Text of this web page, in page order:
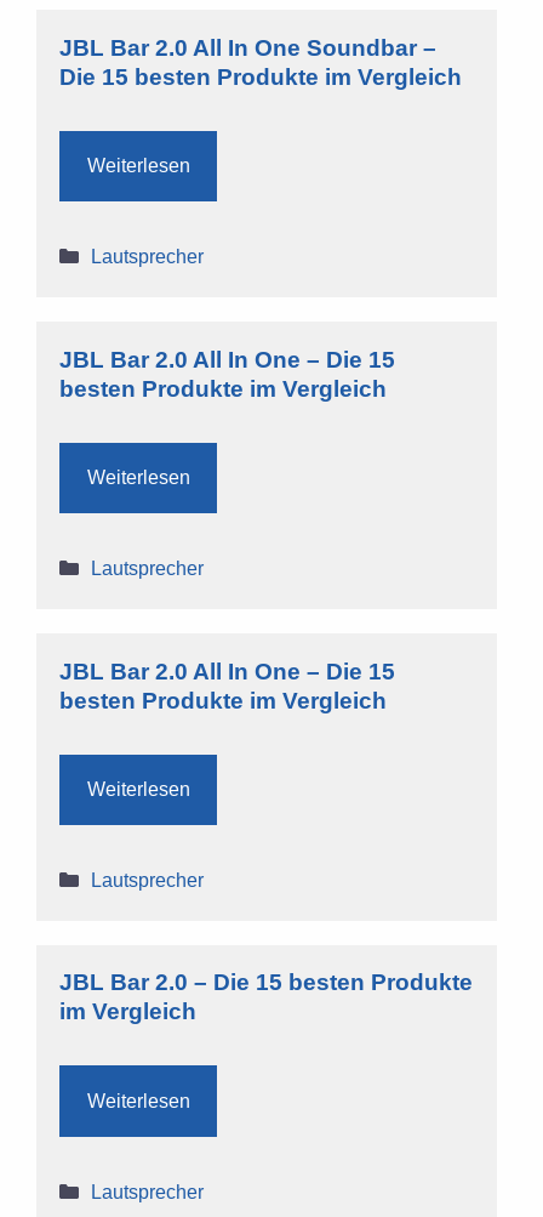
JBL Bar 2.0 All In One Soundbar –
Die 15 besten Produkte im Vergleich
Weiterlesen
Kategorien
Lautsprecher
JBL Bar 2.0 All In One – Die 15
besten Produkte im Vergleich
Weiterlesen
Kategorien
Lautsprecher
JBL Bar 2.0 All In One – Die 15
besten Produkte im Vergleich
Weiterlesen
Kategorien
Lautsprecher
JBL Bar 2.0 – Die 15 besten Produkte
im Vergleich
Weiterlesen
Kategorien
Lautsprecher